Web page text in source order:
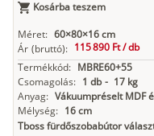
Antracit Matt fekete
Kosárba teszem
Méret: 60×80×16 cm
Ár (bruttó): 115 890 Ft /db
Termékkód: MBRE60+55
Csomagolás: 1 db - 17 kg
Anyag: Vákuumpréselt MDF
Mélység: 16 cm
Tboss fürdőszobabútor